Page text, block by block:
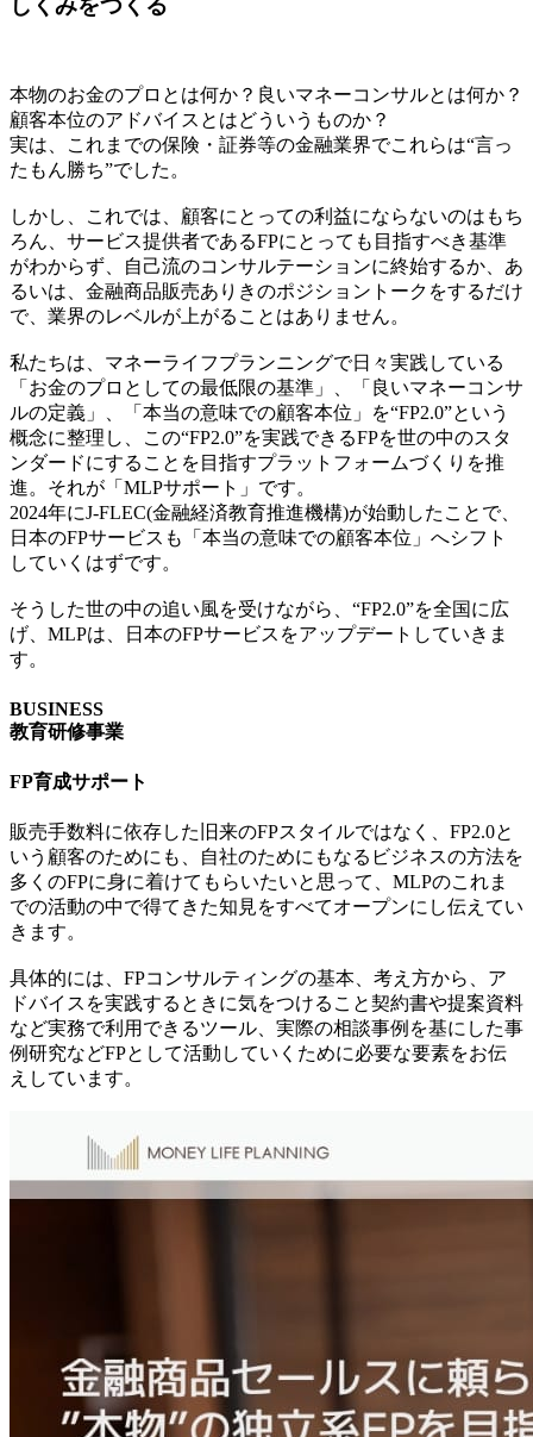
本物のお金のプロとは何か？良いマネーコンサルとは何か？
顧客本位のアドバイスとはどういうものか？
実は、これまでの保険・証券等の金融業界でこれらは“言っ
たもん勝ち”でした。
しかし、これでは、顧客にとっての利益にならないのはもち
ろん、サービス提供者であるFPにとっても目指すべき基準
がわからず、自己流のコンサルテーションに終始するか、あ
るいは、金融商品販売ありきのポジショントークをするだけ
で、業界のレベルが上がることはありません。
私たちは、マネーライフプランニングで日々実践している
「お金のプロとしての最低限の基準」、「良いマネーコンサ
ルの定義」、「本当の意味での顧客本位」を“FP2.0”という
概念に整理し、この“FP2.0”を実践できるFPを世の中のスタ
ンダードにすることを目指すプラットフォームづくりを推
進。それが「MLPサポート」です。
2024年にJ-FLEC(金融経済教育推進機構)が始動したことで、
日本のFPサービスも「本当の意味での顧客本位」へシフト
していくはずです。
そうした世の中の追い風を受けながら、“FP2.0”を全国に広
げ、MLPは、日本のFPサービスをアップデートしていきま
す。
BUSINESS
教育研修事業
FP育成サポート
販売手数料に依存した旧来のFPスタイルではなく、FP2.0と
いう顧客のためにも、自社のためにもなるビジネスの方法を
多くのFPに身に着けてもらいたいと思って、MLPのこれま
での活動の中で得てきた知見をすべてオープンにし伝えてい
きます。
具体的には、FPコンサルティングの基本、考え方から、ア
ドバイスを実践するときに気をつけること契約書や提案資料
など実務で利用できるツール、実際の相談事例を基にした事
例研究などFPとして活動していくために必要な要素をお伝
えしています。